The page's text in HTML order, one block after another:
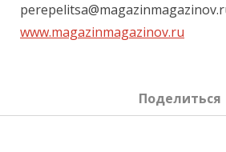
www.magazinmagazinov.ru
Поделиться